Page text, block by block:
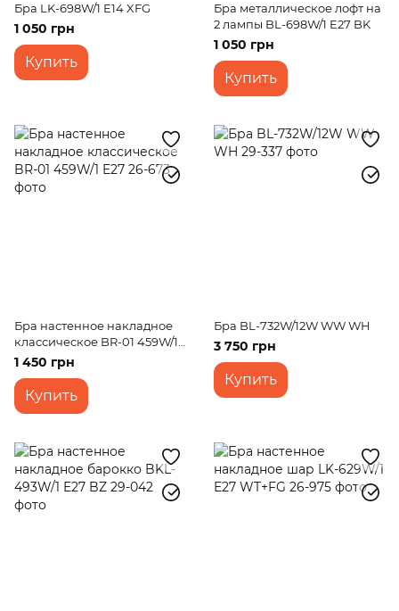
Бра LK-698W/1 E14 XFG
1 050 грн
Купить
Бра металлическое лофт на
2 лампы BL-698W/1 E27 BK
1 050 грн
Купить
Бра настенное накладное
классическое BR-01 459W/1
E27
1 450 грн
Купить
Бра BL-732W/12W WW WH
3 750 грн
Купить